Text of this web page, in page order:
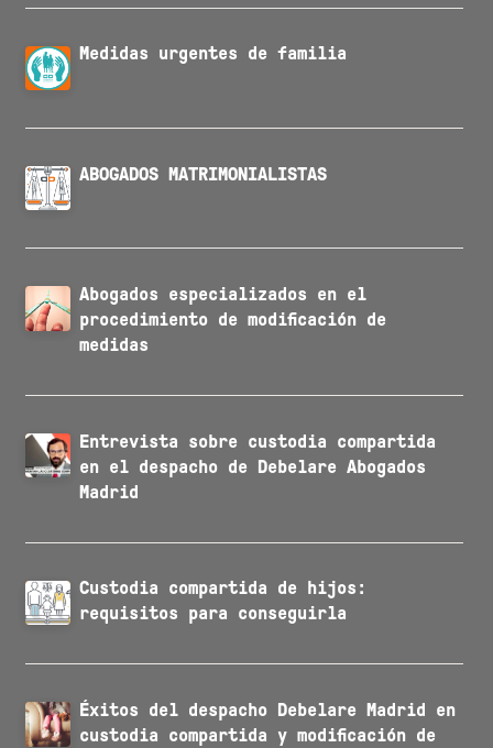
Medidas urgentes de familia
ABOGADOS MATRIMONIALISTAS
Abogados especializados en el
procedimiento de modificación de
medidas
Entrevista sobre custodia compartida
en el despacho de Debelare Abogados
Madrid
Custodia compartida de hijos:
requisitos para conseguirla
Éxitos del despacho Debelare Madrid en
custodia compartida y modificación de